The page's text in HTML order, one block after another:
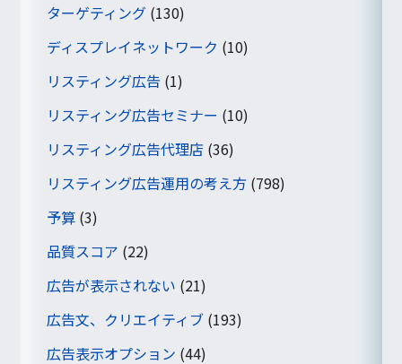
ターゲティング (130)
ディスプレイネットワーク (10)
リスティング広告 (1)
リスティング広告セミナー (10)
リスティング広告代理店 (36)
リスティング広告運用の考え方 (798)
予算 (3)
品質スコア (22)
広告が表示されない (21)
広告文、クリエイティブ (193)
広告表示オプション (44)